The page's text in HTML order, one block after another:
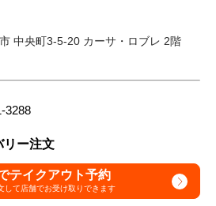
中央町3-5-20 カーサ・ロブレ 2階
3288
リー注文
テイクアウト予約
して店舗でお受け取りできます